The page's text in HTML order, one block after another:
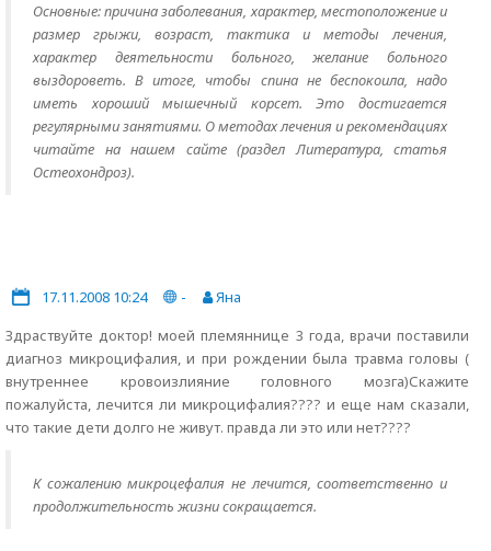
Основные: причина заболевания, характер, местоположение и
размер грыжи, возраст, тактика и методы лечения,
характер деятельности больного, желание больного
выздороветь. В итоге, чтобы спина не беспокоила, надо
иметь хороший мышечный корсет. Это достигается
регулярными занятиями. О методах лечения и рекомендациях
читайте на нашем сайте (раздел Литература, статья
Остеохондроз).
17.11.2008 10:24 -
Яна
Здраствуйте доктор! моей племяннице 3 года, врачи поставили
диагноз микроцифалия, и при рождении была травма головы (
внутреннее кровоизлияние головного мозга)Скажите
пожалуйста, лечится ли микроцифалия???? и еще нам сказали,
что такие дети долго не живут. правда ли это или нет????
К сожалению микроцефалия не лечится, соответственно и
продолжительность жизни сокращается.